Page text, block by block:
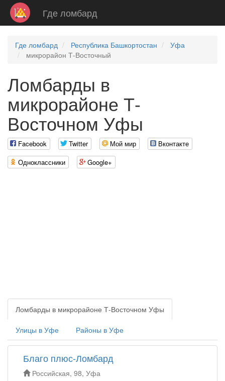
Где ломбард
Где ломбард Республика Башкортостан
Уфа
микрорайон Т-Восточный
Ломбарды в
микрорайоне Т-
Восточном Уфы
Facebook Twitter Мой мир
Вконтакте
Одноклассники
Google+
Ломбарды в микрорайоне Т-Восточном Уфы
Улицы в Уфе Районы в Уфе
Благо плюс-Ломбард
Российская, 98, Уфа